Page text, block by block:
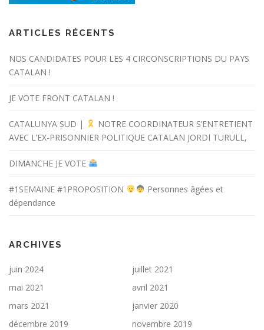
ARTICLES RÉCENTS
NOS CANDIDATES POUR LES 4 CIRCONSCRIPTIONS DU PAYS
CATALAN !
JE VOTE FRONT CATALAN !
CATALUNYA SUD |
NOTRE COORDINATEUR S’ENTRETIENT
AVEC L’EX-PRISONNIER POLITIQUE CATALAN JORDI TURULL,
DIMANCHE JE VOTE
#1SEMAINE #1PROPOSITION
Personnes âgées et
dépendance
ARCHIVES
juin 2024
juillet 2021
mai 2021
avril 2021
mars 2021
janvier 2020
décembre 2019
novembre 2019